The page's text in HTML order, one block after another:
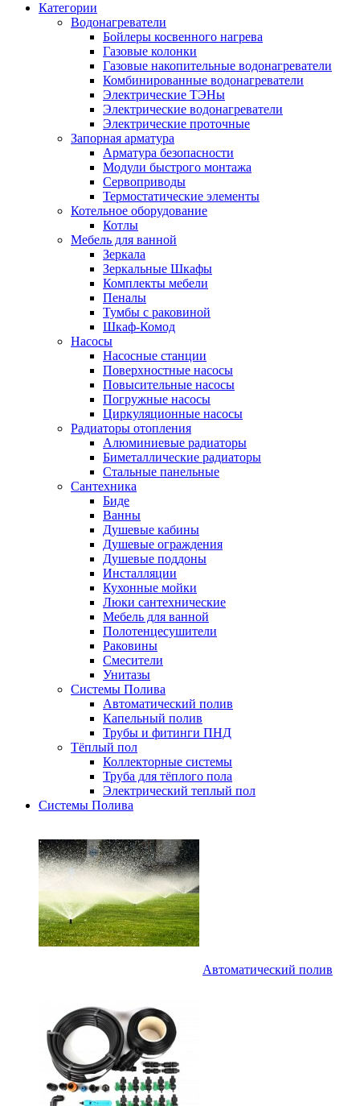
Категории
Водонагреватели
Бойлеры косвенного нагрева
Газовые колонки
Газовые накопительные водонагреватели
Комбинированные водонагреватели
Электрические ТЭНы
Электрические водонагреватели
Электрические проточные
Запорная арматура
Арматура безопасности
Модули быстрого монтажа
Сервоприводы
Термостатические элементы
Котельное оборудование
Котлы
Мебель для ванной
Зеркала
Зеркальные Шкафы
Комплекты мебели
Пеналы
Тумбы с раковиной
Шкаф-Комод
Насосы
Насосные станции
Поверхностные насосы
Повысительные насосы
Погружные насосы
Циркуляционные насосы
Радиаторы отопления
Алюминиевые радиаторы
Биметаллические радиаторы
Стальные панельные
Сантехника
Биде
Ванны
Душевые кабины
Душевые ограждения
Душевые поддоны
Инсталляции
Кухонные мойки
Люки сантехнические
Мебель для ванной
Полотенцесушители
Раковины
Смесители
Унитазы
Системы Полива
Автоматический полив
Капельный полив
Трубы и фитинги ПНД
Тёплый пол
Коллекторные системы
Труба для тёплого пола
Электрический теплый пол
Системы Полива
Автоматический полив